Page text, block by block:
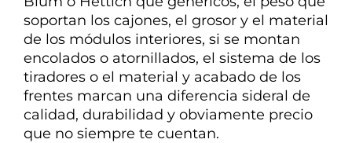
soportan los cajones, el grosor y el material
de los módulos interiores, si se montan
encolados o atornillados, el sistema de los
tiradores o el material y acabado de los
frentes marcan una diferencia sideral de
calidad, durabilidad y obviamente precio
que no siempre te cuentan.